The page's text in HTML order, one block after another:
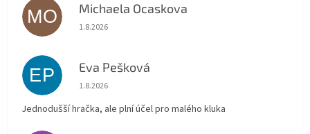
MO Michaela Ocaskova
Hodnocení obchodu je 5 z 5 hvězdiček.
1.8.2026
EP Eva Pešková
Hodnocení obchodu je 5 z 5 hvězdiček.
1.8.2026
Jednodušší hračka, ale plní účel pro malého kluka